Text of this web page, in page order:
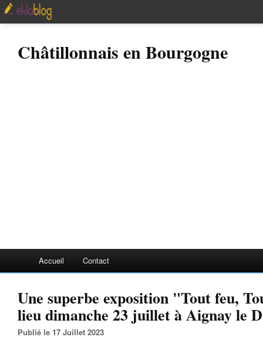
Châtillonnais en Bourgogne
Accueil Contact
Une superbe exposition "Tout feu,
lieu dimanche 23 juillet à Aignay le
Publié le 17 Juillet 2023